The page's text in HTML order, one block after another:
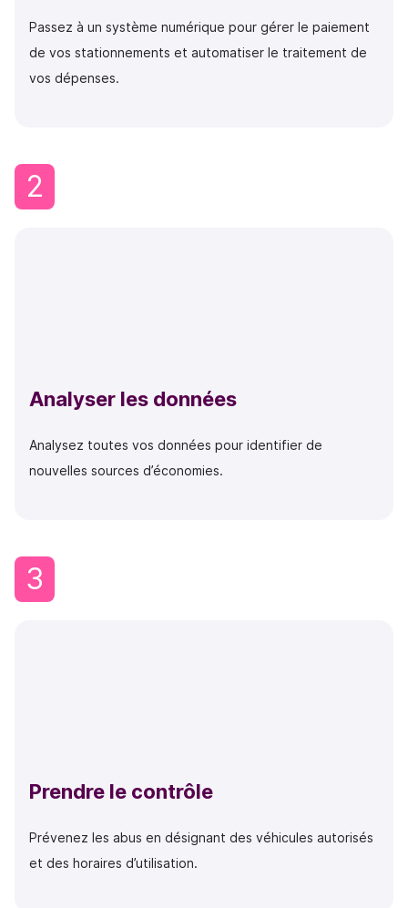
Passez à un système numérique pour gérer le paiement
de vos stationnements et automatiser le traitement de
vos dépenses.
2
Analyser les données
Analysez toutes vos données pour identifier de
nouvelles sources d’économies.
3
Prendre le contrôle
Prévenez les abus en désignant des véhicules autorisés
et des horaires d’utilisation.